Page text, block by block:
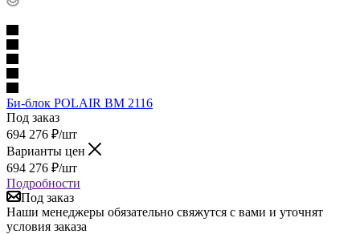
Би-блок POLAIR BM 2116
Под заказ
694 276 ₽/шт
Варианты цен
694 276 ₽/шт
Подробности
Под заказ
Наши менеджеры обязательно свяжутся с вами и уточнят
условия заказа